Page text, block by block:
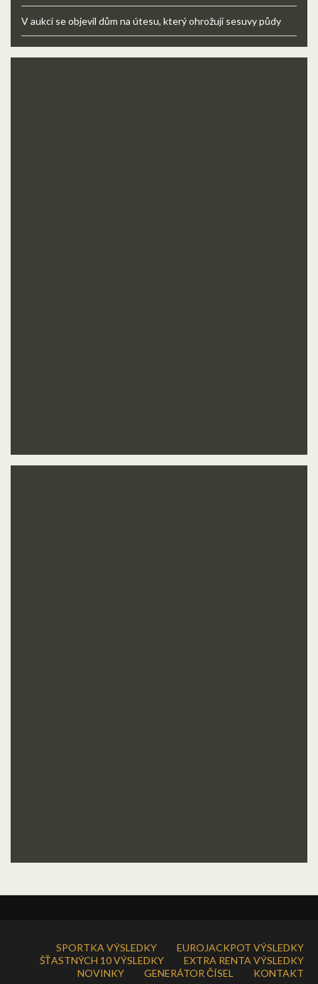
V aukci se objevil dům na útesu, který ohrožují sesuvy půdy
SPORTKA VÝSLEDKY
EUROJACKPOT VÝSLEDKY
ŠŤASTNÝCH 10 VÝSLEDKY
EXTRA RENTA VÝSLEDKY
NOVINKY
GENERÁTOR ČÍSEL KONTAKT